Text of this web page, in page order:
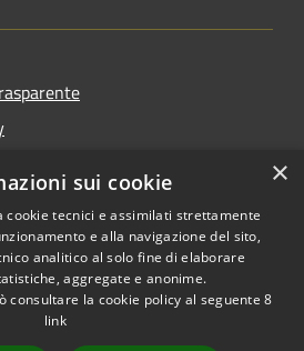
Copyright © 2026 • Comune di
×
sui cookie
cookie tecnici e assimilati strettamente
e alla navigazione del sito,
analitico al solo fine di elaborare
aggregate e anonime.
consultare la cookie policy al seguente8
link